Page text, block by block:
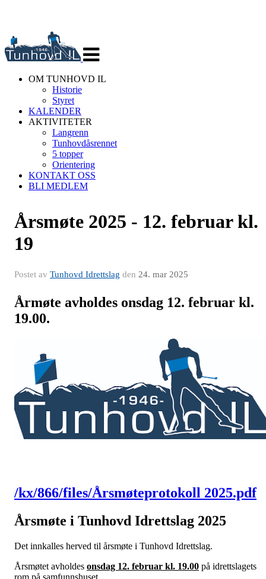
navigasjon
OM TUNHOVD IL
Historie
Styret
KALENDER
AKTIVITETER
Langrenn
Tunhovdåsrennet
5 topper
Orientering
KONTAKT OSS
BLI MEDLEM
Årsmøte 2025 - 12. februar kl.
19
Postet av Tunhovd Idrettslag den 24. mar 2025
Årmøte avholdes onsdag 12. februar kl.
19.00.
/kx/866/files/Årsmøteprotokoll 2025.pdf
Årsmøte i Tunhovd Idrettslag 2025
Det innkalles herved til årsmøte i Tunhovd Idrettslag.
Årsmøtet avholdes onsdag 12. februar kl. 19.00 på idrettslagets
rom på samfunnshuset.